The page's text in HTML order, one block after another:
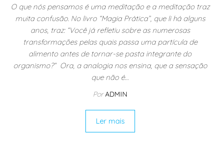
O que nós pensamos é uma meditação e a meditação traz
muita confusão. No livro “Magia Prática”, que li há alguns
anos, traz: “Você já refletiu sobre as numerosas
transformações pelas quais passa uma partícula de
alimento antes de tornar-se pasta integrante do
organismo?” Ora, a analogia nos ensina, que a sensação
que não é…
Por ADMIN
Ler mais